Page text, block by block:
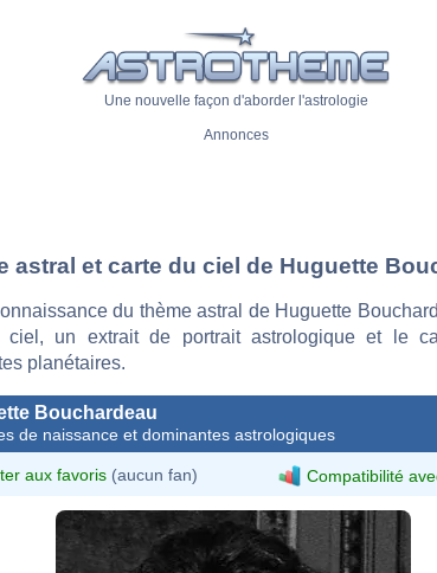
Une nouvelle façon d'aborder l'astrologie
Annonces
astral et carte du ciel de Huguette
du thème astral de Huguette
ciel, un extrait de portrait astrologique et le
planétaires.
Bouchardeau
de naissance et dominantes astrologiques
aux favoris (aucun fan) Compatibilité